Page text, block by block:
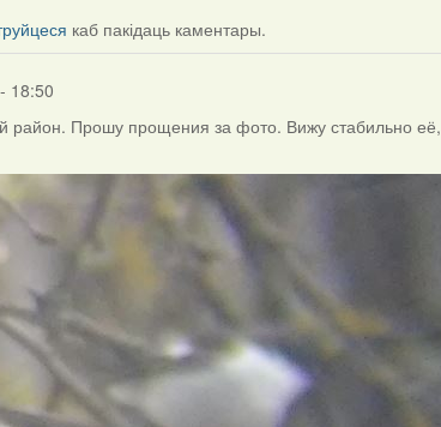
каб пакідаць каментары.
18:50
район. Прошу прощения за фото. Вижу стабильно